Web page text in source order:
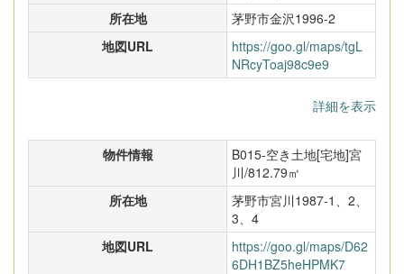
所在地
茅野市金沢1996-2
地図URL
https://goo.gl/maps/tgL
NRcyToaj98c9e9
詳細を表示
物件情報
B015-空き土地[宅地]宮
川/812.79㎡
所在地
茅野市宮川1987-1、2、
3、4
地図URL
https://goo.gl/maps/D62
6DH1BZ5heHPMK7